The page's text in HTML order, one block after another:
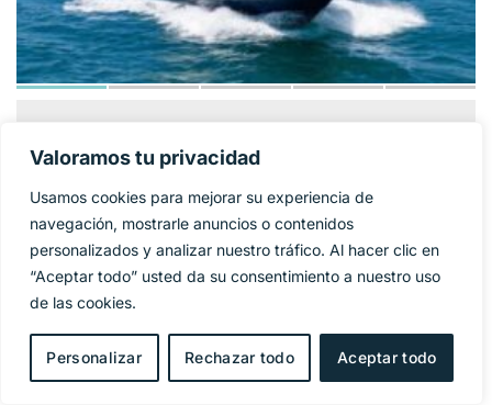
Valoramos tu privacidad
Usamos cookies para mejorar su experiencia de
navegación, mostrarle anuncios o contenidos
personalizados y analizar nuestro tráfico. Al hacer clic en
“Aceptar todo” usted da su consentimiento a nuestro uso
de las cookies.
Personalizar Rechazar todo Aceptar todo
YACHT
Año 2009
27 m
Manga 6,4 m
Combustible Diesel